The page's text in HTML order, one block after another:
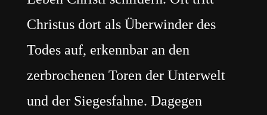
Christus dort als Überwinder des
Todes auf, erkennbar an den
zerbrochenen Toren der Unterwelt
und der Siegesfahne. Dagegen